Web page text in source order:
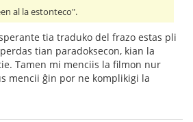
al la estonteco".
tia traduko del frazo estas pli
tian paradoksecon, kian la
Tamen mi menciis la filmon nur
mencii ĝin por ne komplikigi la